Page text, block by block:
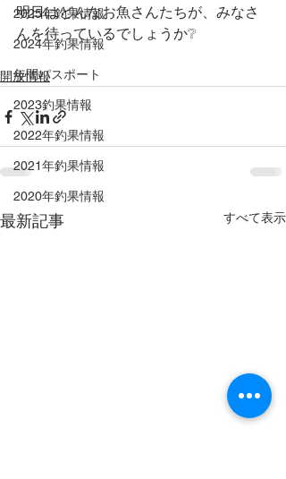
2025年釣果情報
2024年釣果情報
年間パスポート
2023釣果情報
2022年釣果情報
2021年釣果情報
2020年釣果情報
明日はどんなお魚さんたちが、みなさ
んを待っているでしょうか❔
開放情報
最新記事 すべて表示